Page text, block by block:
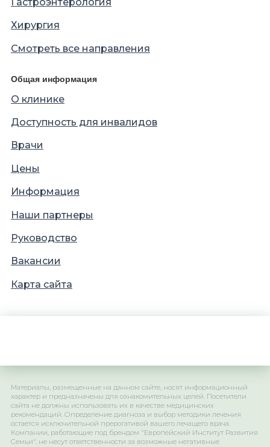
Хирургия
Смотреть все направления
Общая информация
О клинике
Доступность для инвалидов
Врачи
Цены
Информация
Наши партнеры
Руководство
Вакансии
Карта сайта
Материалы, размещенные на данном сайте, носят информационный
характер и предназначены для ознакомительных целей. Посетители
сайта не должны использовать их в качестве медицинских
рекомендаций. Определение диагноза и выбор методики лечения
остается исключительной прерогативой вашего лечащего врача.
Компании, работающие под брендом "Европейский Институт Развития
Семьи", не несут ответственности за возможные негативные